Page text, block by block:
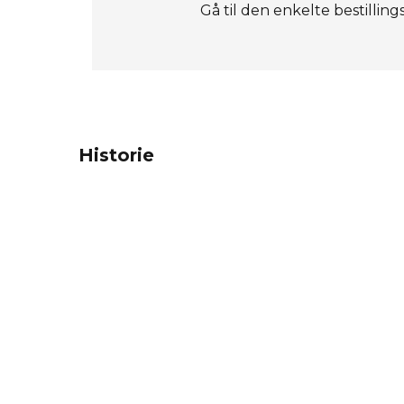
Gå til den enkelte
Historie